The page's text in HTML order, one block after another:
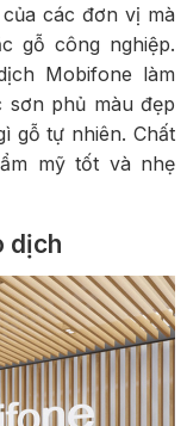
các đơn vị mà
gỗ công nghiệp.
Mobifone làm
sơn phủ màu đẹp
gỗ tự nhiên. Chất
mỹ tốt và nhẹ
dịch